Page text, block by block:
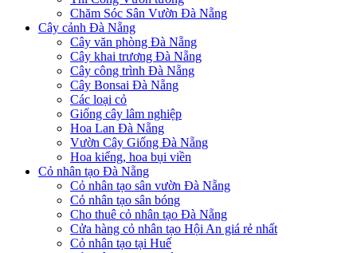
Chăm Sóc Sân Vườn Đà Nẵng
Cây cảnh Đà Nẵng
Cây văn phòng Đà Nẵng
Cây khai trương Đà Nẵng
Cây công trình Đà Nẵng
Cây Bonsai Đà Nẵng
Các loại cỏ
Giống cây lâm nghiệp
Hoa Lan Đà Nẵng
Vườn Cây Giống Đà Nẵng
Hoa kiểng, hoa bụi viền
Cỏ nhân tạo Đà Nẵng
Cỏ nhân tạo sân vườn Đà Nẵng
Cỏ nhân tạo sân bóng
Cho thuê cỏ nhân tạo Đà Nẵng
Cửa hàng cỏ nhân tạo Hội An giá rẻ nhất
Cỏ nhân tạo tại Huế